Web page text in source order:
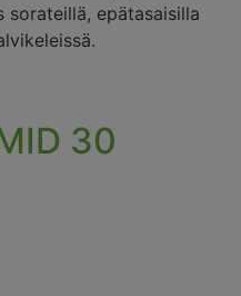
sorateillä, epätasaisilla
30